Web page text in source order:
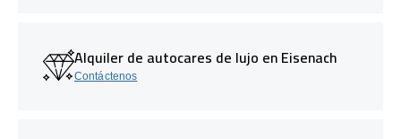
Alquiler de autocares de lujo en Eisenach
Contáctenos